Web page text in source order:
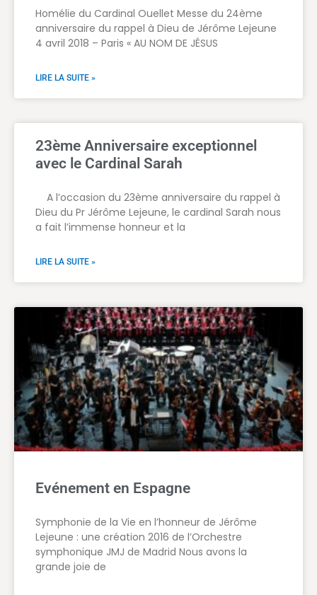
Homélie du Cardinal Ouellet Messe du 24ème
anniversaire du rappel à Dieu de Jérôme Lejeune
4 avril 2018 – Paris « AU NOM DE JÉSUS
LIRE LA SUITE »
23ème Anniversaire exceptionnel
avec le Cardinal Sarah
A l’occasion du 23ème anniversaire du rappel à
Dieu du Pr Jérôme Lejeune, le cardinal Sarah nous
a fait l’immense honneur et la
LIRE LA SUITE »
Evénement en Espagne
Symphonie de la Vie en l’honneur de Jérôme
Lejeune : une création 2016 de l’Orchestre
symphonique JMJ de Madrid Nous avons la
grande joie de